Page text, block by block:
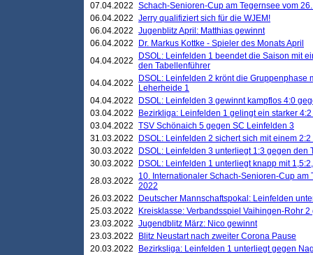
07.04.2022 Schach-Senioren-Cup am Tegernsee vom
06.04.2022 Jerry qualifiziert sich für die WJEM!
06.04.2022 Jugenblitz April: Matthias gewinnt
06.04.2022
Dr. Markus Kottke - Spieler des Monats April
04.04.2022
DSOL: Leinfelden 1 beendet die Saison mit
den Tabellenführer
04.04.2022
DSOL: Leinfelden 2 krönt die Gruppenphase
Leherheide 1
04.04.2022
DSOL: Leinfelden 3 gewinnt kampflos 4:0
03.04.2022
Bezirkliga: Leinfelden 1 gelingt ein starker
03.04.2022 TSV Schönaich 5 gegen SC Leinfelden 3
31.03.2022
DSOL: Leinfelden 2 sichert sich mit einem
30.03.2022
DSOL: Leinfelden 3 unterliegt 1:3 gegen den
30.03.2022
DSOL: Leinfelden 1 unterliegt knapp mit
28.03.2022
10. Internationaler Schach-Senioren-Cup am
2022
26.03.2022
Deutscher Mannschaftspokal: Leinfelden
25.03.2022
Kreisklasse: Verbandsspiel Vaihingen-Rohr
23.03.2022 Jugendblitz März: Nico gewinnt
23.03.2022
Blitz Neustart nach zweiter Corona Pause
20.03.2022
Bezirksliga: Leinfelden 1 unterliegt gegen